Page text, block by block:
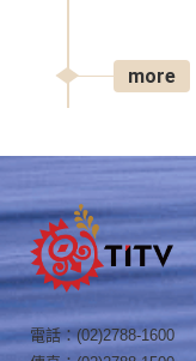
more
電話：(02)2788-1600